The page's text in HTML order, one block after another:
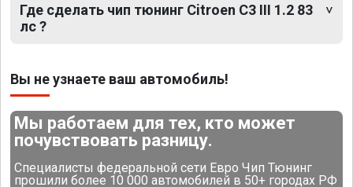
Где сделать чип тюнинг Citroen C3 III 1.2 83
лс ?
Вы не узнаете ваш автомобиль!
Мы работаем для тех, кто может
почувствовать разницу.
Специалисты федеральной сети Евро Чип Тюнинг
прошили более 10 000 автомобилей в 50+ городах РФ